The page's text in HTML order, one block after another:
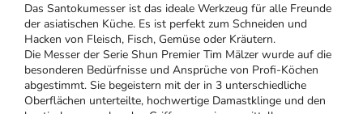
Das Santokumesser ist das ideale Werkzeug für alle Freunde
der asiatischen Küche. Es ist perfekt zum Schneiden und
Hacken von Fleisch, Fisch, Gemüse oder Kräutern.
Die Messer der Serie Shun Premier Tim Mälzer wurde auf die
besonderen Bedürfnisse und Ansprüche von Profi-Köchen
abgestimmt. Sie begeistern mit der in 3 unterschiedliche
Oberflächen unterteilte, hochwertige Damastklinge und den